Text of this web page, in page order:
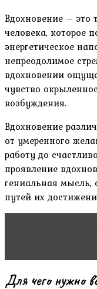
Вдохновение – это
человека, которое
энергетическое
непреодолимое
вдохновении
чувство
возбуждения.
Вдохновение
от умеренного
работу до
проявление
гениальная мысль,
путей их
Для чего нужно